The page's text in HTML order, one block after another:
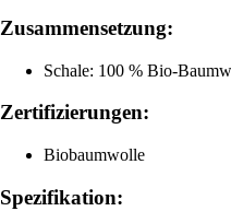
Zusammensetzung:
Schale: 100 % Bio-
Zertifizierungen:
Biobaumwolle
Spezifikation: